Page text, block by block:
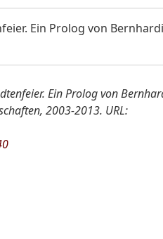
Ein Prolog von
Ein Prolog von
2003-2013. URL: